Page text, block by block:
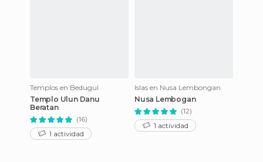
Templos en Bedugul
Templo Ulun Danu
Beratan
(16)
1 actividad
Islas en Nusa Lembongan
Nusa Lembogan
(12)
1 actividad